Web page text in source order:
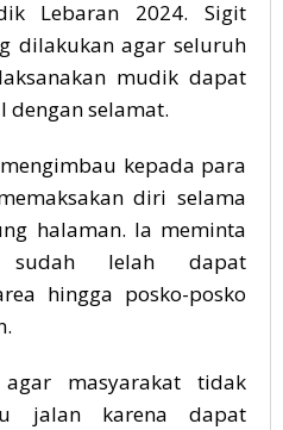
Lebaran 2024. Sigit
dilakukan agar seluruh
mudik dapat
dengan selamat.
kepada para
diri selama
halaman. Ia meminta
sudah lelah dapat
hingga posko-posko
masyarakat tidak
jalan karena dapat